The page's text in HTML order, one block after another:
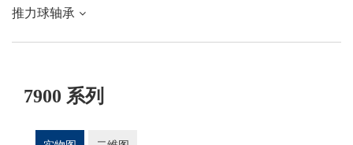
推力球轴承
7900 系列